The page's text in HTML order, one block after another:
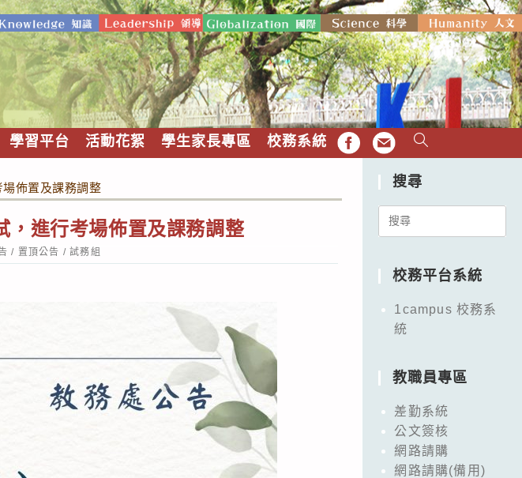
學習平台 活動花絮 學生家長專區 校務系統 FB EMAIL
佈置及課務調整
，進行考場佈置及課務調整
/ 置頂公告 / 試務組
搜尋
Search
校務平台系統
1campus 校務系
統
教職員專區
差勤系統
公文簽核
網路請購
網路請購(備用)